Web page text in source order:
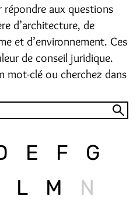
aux questions
d’architecture, de
et d’environnement. Ces
de conseil juridique.
mot-clé ou cherchez dans
E F
G
L M
N